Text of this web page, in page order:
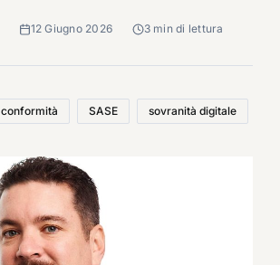
12 Giugno 2026 3 min di lettura
conformità SASE sovranità digitale